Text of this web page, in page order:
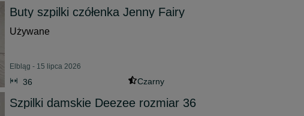
Buty szpilki czółenka Jenny Fairy
Używane
Elbląg - 15 lipca 2026
36 Czarny
Szpilki damskie Deezee rozmiar 36